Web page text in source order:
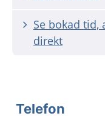
Se bokad tid,
direkt
Telefon